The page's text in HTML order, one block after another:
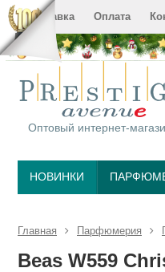
Доставка Оплата
Оптовый интернет-
НОВИНКИ
Главная Парфюмерия
Beas W559